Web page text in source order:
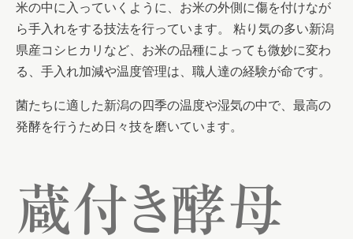
米の中に入っていくように、お米の外側に傷を付けなが
ら手入れをする技法を行っています。 粘り気の多い新潟
県産コシヒカリなど、お米の品種によっても微妙に変わ
る、手入れ加減や温度管理は、職人達の経験が命です。
菌たちに適した新潟の四季の温度や湿気の中で、最高の
発酵を行うため日々技を磨いています。
蔵付き酵母